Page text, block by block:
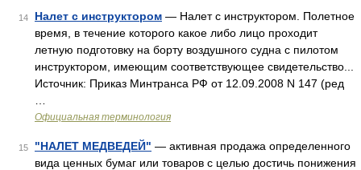
14 Налет с инструктором — Налет с инструктором. Полетное
время, в течение которого какое либо лицо проходит
летную подготовку на борту воздушного судна с пилотом
инструктором, имеющим соответствующее свидетельство...
Источник: Приказ Минтранса РФ от 12.09.2008 N 147 (ред
Официальная терминология
15 "НАЛЕТ МЕДВЕДЕЙ" — активная продажа определенного
вида ценных бумаг или товаров с целью достичь понижения